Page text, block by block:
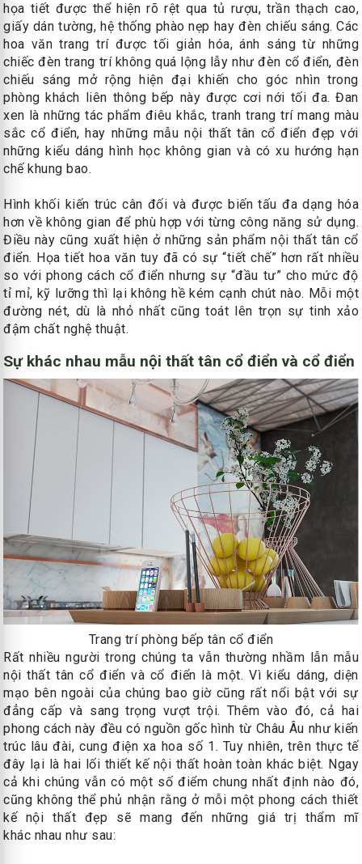
họa tiết được thể hiện rõ rệt qua tủ rượu, trần thạch cao,
giấy dán tường, hệ thống phào nẹp hay đèn chiếu sáng. Các
hoa văn trang trí được tối giản hóa, ánh sáng từ những
chiếc đèn trang trí không quá lộng lẫy như đèn cổ điển, đèn
chiếu sáng mở rộng hiện đại khiến cho góc nhìn trong
phòng khách liên thông bếp này được cơi nới tối đa. Đan
xen là những tác phẩm điêu khắc, tranh trang trí mang màu
sắc cổ điển, hay những mẫu nội thất tân cổ điển đẹp với
những kiểu dáng hình học không gian và có xu hướng hạn
chế khung bao.
Hình khối kiến trúc cân đối và được biến tấu đa dạng hóa
hơn về không gian để phù hợp với từng công năng sử dụng.
Điều này cũng xuất hiện ở những sản phẩm nội thất tân cổ
điển. Họa tiết hoa văn tuy đã có sự “tiết chế” hơn rất nhiều
so với phong cách cổ điển nhưng sự “đầu tư” cho mức độ
tỉ mỉ, kỹ lưỡng thì lại không hề kém cạnh chút nào. Mỗi một
đường nét, dù là nhỏ nhất cũng toát lên trọn sự tinh xảo
đậm chất nghệ thuật.
Sự khác nhau mẫu nội thất tân cổ điển và cổ điển
Trang trí phòng bếp tân cổ điển
Rất nhiều người trong chúng ta vẫn thường nhầm lẫn mẫu
nội thất tân cổ điển và cổ điển là một. Vì kiểu dáng, diện
mạo bên ngoài của chúng bao giờ cũng rất nổi bật với sự
đẳng cấp và sang trọng vượt trội. Thêm vào đó, cả hai
phong cách này đều có nguồn gốc hình từ Châu Âu như kiến
trúc lâu đài, cung điện xa hoa số 1. Tuy nhiên, trên thực tế
đây lại là hai lối thiết kế nội thất hoàn toàn khác biệt. Ngay
cả khi chúng vẫn có một số điểm chung nhất định nào đó,
cũng không thể phủ nhận rằng ở mỗi một phong cách thiết
kế nội thất đẹp sẽ mang đến những giá trị thẩm mĩ
khác nhau như sau: